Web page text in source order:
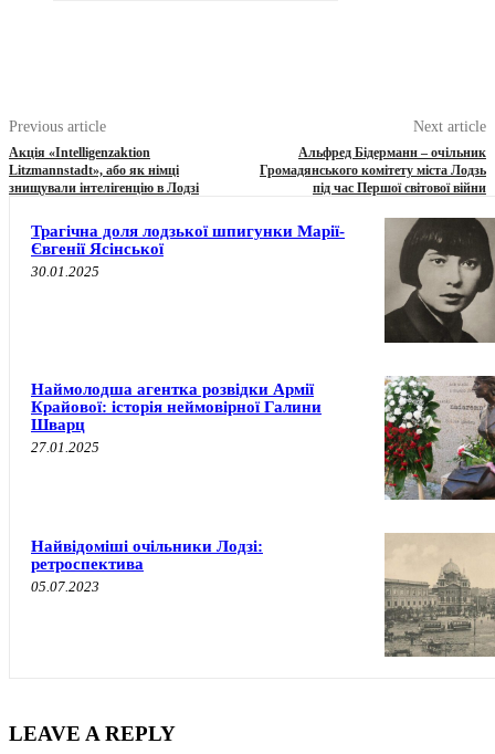
Previous article
Акція «Intelligenzaktion
Litzmannstadt», або як німці
знищували інтелігенцію в Лодзі
Next article
Альфред Бідерманн – очільник
Громадянського комітету міста Лодзь
під час Першої світової війни
Трагічна доля лодзької шпигунки Марії-
Євгенії Ясінської
30.01.2025
Наймолодша агентка розвідки Армії
Крайової: історія неймовірної Галини
Шварц
27.01.2025
Найвідоміші очільники Лодзі:
ретроспектива
05.07.2023
LEAVE A REPLY